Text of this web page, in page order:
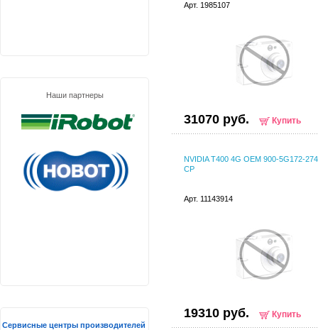
Арт. 1985107
31070 руб. Купить
NVIDIA T400 4G OEM 900-5G172-
CP
Арт. 11143914
19310 руб. Купить
Наши партнеры
Сервисные центры производителей